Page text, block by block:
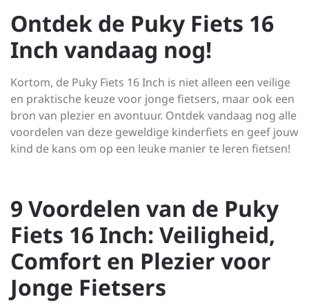
Ontdek de Puky Fiets 16
Inch vandaag nog!
Kortom, de Puky Fiets 16 Inch is niet alleen een veilige
en praktische keuze voor jonge fietsers, maar ook een
bron van plezier en avontuur. Ontdek vandaag nog alle
voordelen van deze geweldige kinderfiets en geef jouw
kind de kans om op een leuke manier te leren fietsen!
9 Voordelen van de Puky
Fiets 16 Inch: Veiligheid,
Comfort en Plezier voor
Jonge Fietsers